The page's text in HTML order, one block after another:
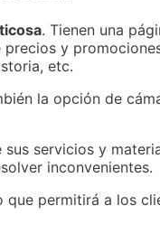
. Tienen una
y
etc.
la opción de
servicios y
inconvenientes.
permitirá a los